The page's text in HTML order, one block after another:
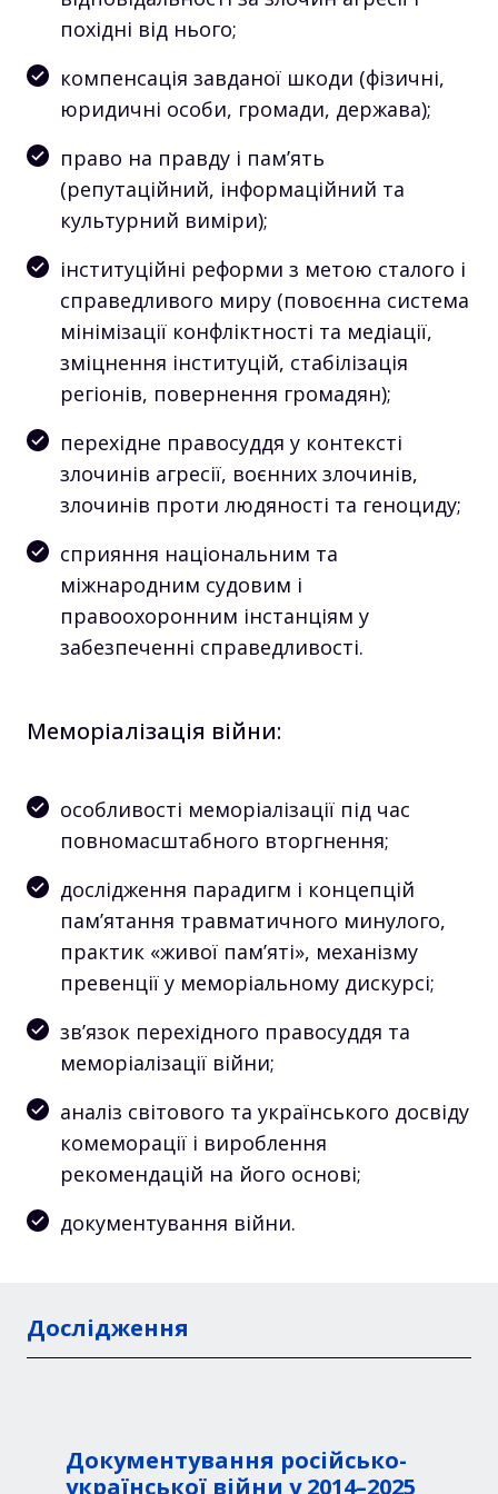
похідні від нього;
компенсація завданої шкоди (фізичні,
юридичні особи, громади, держава);
право на правду і пам’ять
(репутаційний, інформаційний та
культурний виміри);
інституційні реформи з метою сталого і
справедливого миру (повоєнна система
мінімізації конфліктності та медіації,
зміцнення інституцій, стабілізація
регіонів, повернення громадян);
перехідне правосуддя у контексті
злочинів агресії, воєнних злочинів,
злочинів проти людяності та геноциду;
сприяння національним та
міжнародним судовим і
правоохоронним інстанціям у
забезпеченні справедливості.
Меморіалізація війни:
особливості меморіалізації під час
повномасштабного вторгнення;
дослідження парадигм і концепцій
памʼятання травматичного минулого,
практик «живої памʼяті», механізму
превенції у меморіальному дискурсі;
зв’язок перехідного правосуддя та
меморіалізації війни;
аналіз світового та українського досвіду
комеморації і вироблення
рекомендацій на його основі;
документування війни.
Дослідження
Документування російсько-
української війни у 2014–2025